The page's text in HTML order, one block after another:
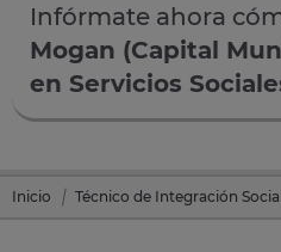
Infórmate ahora
Mogan (Capital
en Servicios
Inicio Técnico de Integración